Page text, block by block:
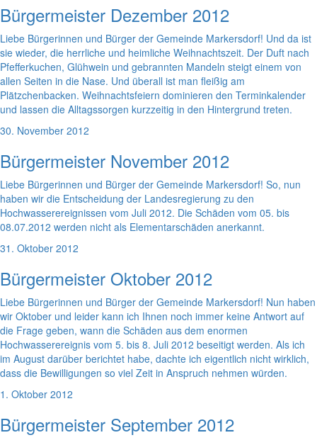
Bürgermeister Dezember 2012
Liebe Bürgerinnen und Bürger der Gemeinde Markersdorf! Und da ist
sie wieder, die herrliche und heimliche Weihnachtszeit. Der Duft nach
Pfefferkuchen, Glühwein und gebrannten Mandeln steigt einem von
allen Seiten in die Nase. Und überall ist man fleißig am
Plätzchenbacken. Weihnachtsfeiern dominieren den Terminkalender
und lassen die Alltagssorgen kurzzeitig in den Hintergrund treten.
30. November 2012
Bürgermeister November 2012
Liebe Bürgerinnen und Bürger der Gemeinde Markersdorf! So, nun
haben wir die Entscheidung der Landesregierung zu den
Hochwasserereignissen vom Juli 2012. Die Schäden vom 05. bis
08.07.2012 werden nicht als Elementarschäden anerkannt.
31. Oktober 2012
Bürgermeister Oktober 2012
Liebe Bürgerinnen und Bürger der Gemeinde Markersdorf! Nun haben
wir Oktober und leider kann ich Ihnen noch immer keine Antwort auf
die Frage geben, wann die Schäden aus dem enormen
Hochwasserereignis vom 5. bis 8. Juli 2012 beseitigt werden. Als ich
im August darüber berichtet habe, dachte ich eigentlich nicht wirklich,
dass die Bewilligungen so viel Zeit in Anspruch nehmen würden.
1. Oktober 2012
Bürgermeister September 2012